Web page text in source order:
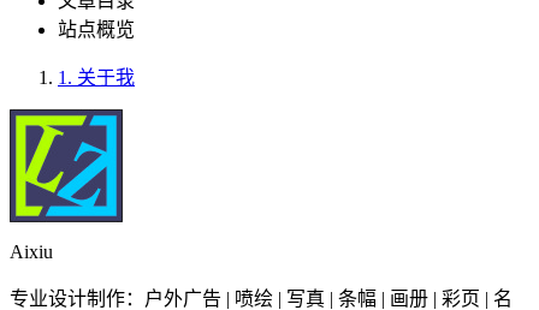
站点概览
1. 关于我
Aixiu
专业设计制作：户外广告 | 喷绘 | 写真 | 条幅 | 画册 | 彩页 | 名